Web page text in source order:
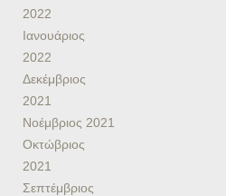
2022
Ιανουάριος
2022
Δεκέμβριος
2021
Νοέμβριος 2021
Οκτώβριος
2021
Σεπτέμβριος